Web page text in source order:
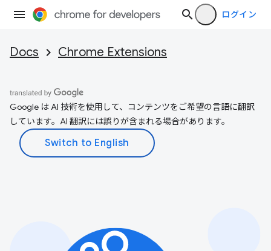
ログイン
Docs Chrome Extensions
Google は AI 技術を使用して、コンテンツをご希望の言語に翻訳
しています。AI 翻訳には誤りが含まれる場合があります。